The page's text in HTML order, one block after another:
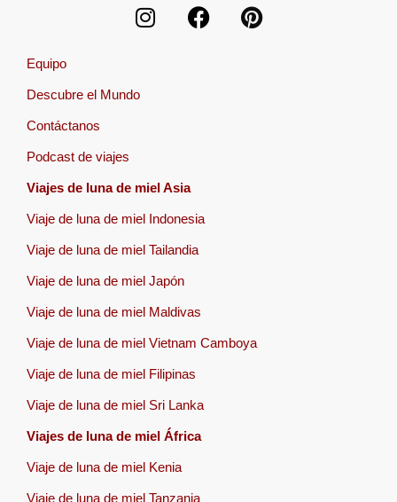
Equipo
Descubre el Mundo
Contáctanos
Podcast de viajes
Viajes de luna de miel Asia
Viaje de luna de miel Indonesia
Viaje de luna de miel Tailandia
Viaje de luna de miel Japón
Viaje de luna de miel Maldivas
Viaje de luna de miel Vietnam Camboya
Viaje de luna de miel Filipinas
Viaje de luna de miel Sri Lanka
Viajes de luna de miel África
Viaje de luna de miel Kenia
Viaje de luna de miel Tanzania